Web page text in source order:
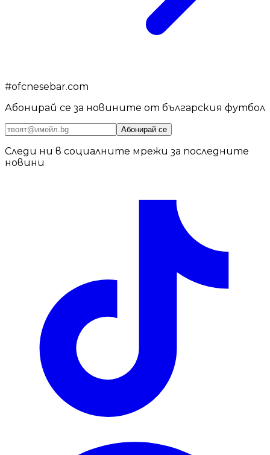
#ofcnesebar.com
Абонирай се за новините от българския футбол
Абонирай се
Следи ни в социалните мрежи за последните
новини